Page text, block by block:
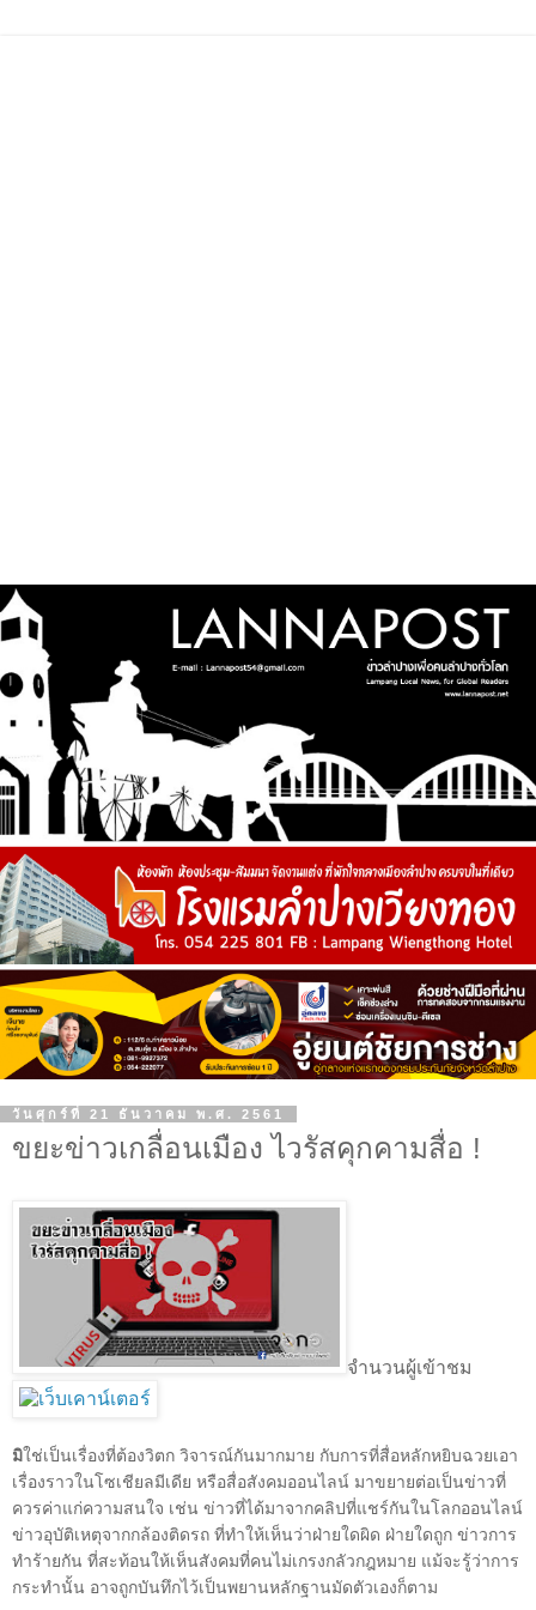
วันศุกร์ที่ 21 ธันวาคม พ.ศ. 2561
ขยะข่าวเกลื่อนเมือง ไวรัสคุกคามสื่อ !
จำนวนผู้เข้าชม
มิใช่เป็นเรื่องที่ต้องวิตก วิจารณ์กันมากมาย กับการที่สื่อหลักหยิบฉวยเอา
เรื่องราวในโซเชียลมีเดีย หรือสื่อสังคมออนไลน์ มาขยายต่อเป็นข่าวที่
ควรค่าแก่ความสนใจ เช่น ข่าวที่ได้มาจากคลิปที่แชร์กันในโลกออนไลน์
ข่าวอุบัติเหตุจากกล้องติดรถ ที่ทำให้เห็นว่าฝ่ายใดผิด ฝ่ายใดถูก ข่าวการ
ทำร้ายกัน ที่สะท้อนให้เห็นสังคมที่คนไม่เกรงกลัวกฎหมาย แม้จะรู้ว่าการ
กระทำนั้น อาจถูกบันทึกไว้เป็นพยานหลักฐานมัดตัวเองก็ตาม